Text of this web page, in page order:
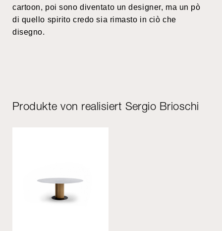
cartoon, poi sono diventato un designer, ma un pò
di quello spirito credo sia rimasto in ciò che
disegno.
Produkte von realisiert Sergio Brioschi